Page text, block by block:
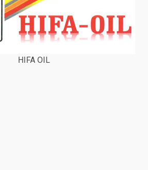
HIFA OIL